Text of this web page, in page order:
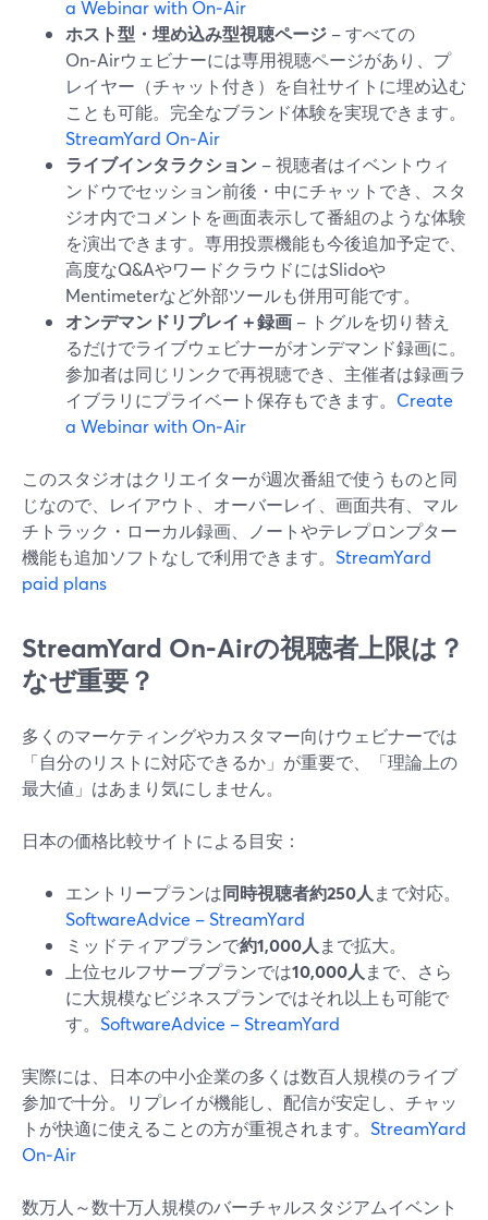
a Webinar with On‑Air
ホスト型・埋め込み型視聴ページ – すべての
On‑Airウェビナーには専用視聴ページがあり、プ
レイヤー（チャット付き）を自社サイトに埋め込む
ことも可能。完全なブランド体験を実現できます。
StreamYard On‑Air
ライブインタラクション – 視聴者はイベントウィ
ンドウでセッション前後・中にチャットでき、スタ
ジオ内でコメントを画面表示して番組のような体験
を演出できます。専用投票機能も今後追加予定で、
高度なQ&AやワードクラウドにはSlidoや
Mentimeterなど外部ツールも併用可能です。
オンデマンドリプレイ＋録画 – トグルを切り替え
るだけでライブウェビナーがオンデマンド録画に。
参加者は同じリンクで再視聴でき、主催者は録画ラ
イブラリにプライベート保存もできます。 Create
a Webinar with On‑Air
このスタジオはクリエイターが週次番組で使うものと同
じなので、レイアウト、オーバーレイ、画面共有、マル
チトラック・ローカル録画、ノートやテレプロンプター
機能も追加ソフトなしで利用できます。 StreamYard
paid plans
StreamYard On‑Airの視聴者上限は？
なぜ重要？
多くのマーケティングやカスタマー向けウェビナーでは
「自分のリストに対応できるか」が重要で、「理論上の
最大値」はあまり気にしません。
日本の価格比較サイトによる目安：
エントリープランは同時視聴者約250人 まで対応。
SoftwareAdvice – StreamYard
ミッドティアプランで約1,000人 まで拡大。
上位セルフサーブプランでは10,000人 まで、さら
に大規模なビジネスプランではそれ以上も可能で
す。 SoftwareAdvice – StreamYard
実際には、日本の中小企業の多くは数百人規模のライブ
参加で十分。リプレイが機能し、配信が安定し、チャッ
トが快適に使えることの方が重視されます。 StreamYard
On‑Air
数万人～数十万人規模のバーチャルスタジアムイベント